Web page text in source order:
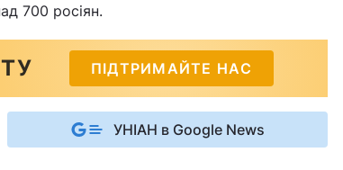
700 росіян.
ПІДТРИМАЙТЕ НАС
УНІАН в Google News